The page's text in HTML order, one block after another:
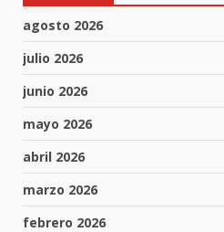
agosto 2026
julio 2026
junio 2026
mayo 2026
abril 2026
marzo 2026
febrero 2026